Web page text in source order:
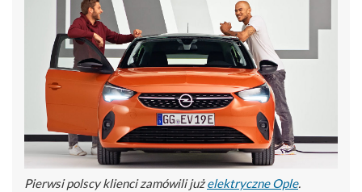
Pierwsi polscy klienci zamówili jużelektryczne Ople.